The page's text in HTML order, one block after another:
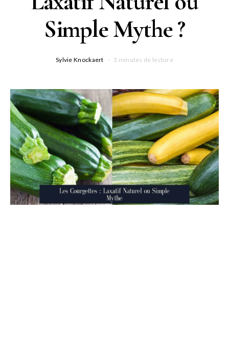
Simple Mythe ?
Sylvie Knockaert 3 minutes de lecture